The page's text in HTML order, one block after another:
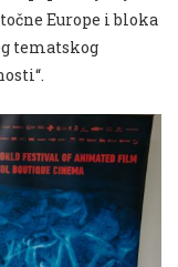
Europe i bloka
tematskog